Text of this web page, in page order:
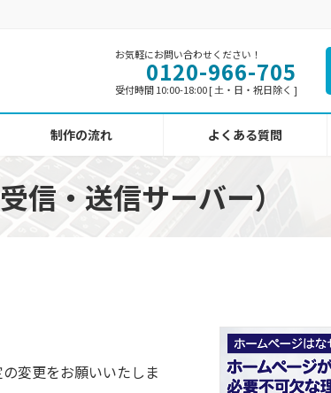
お気軽にお問い合わせください！
0120-966-705
受付時間 10:00-18:00 [ 土・日・祝日除く ]
制作の流れ よくある質問
信・送信サーバー）
変更をお願いいたしま